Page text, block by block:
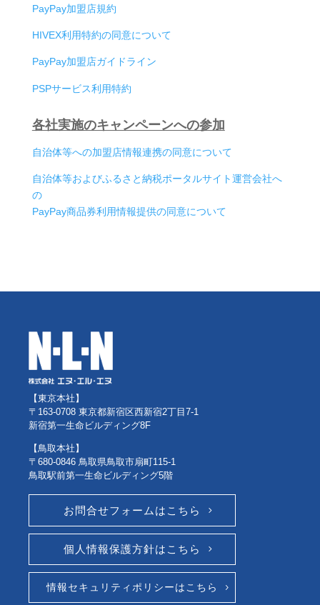
PayPay加盟店規約
HIVEX利用特約の同意について
PayPay加盟店ガイドライン
PSPサービス利用特約
各社実施のキャンペーンへの参加
自治体等への加盟店情報連携の同意について
自治体等およびふるさと納税ポータルサイト運営会社へ
の
PayPay商品券利用情報提供の同意について
【東京本社】
〒163-0708 東京都新宿区西新宿2丁目7-1
新宿第一生命ビルディング8F
【鳥取本社】
〒680-0846 鳥取県鳥取市扇町115-1
鳥取駅前第一生命ビルディング5階
お問合せフォームはこちら
個人情報保護方針はこちら
情報セキュリティポリシーはこちら